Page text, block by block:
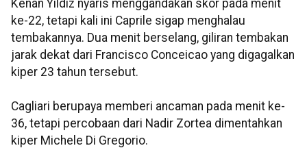
Kenan Yildiz nyaris menggandakan skor pada menit
ke-22, tetapi kali ini Caprile sigap menghalau
tembakannya. Dua menit berselang, giliran tembakan
jarak dekat dari Francisco Conceicao yang digagalkan
kiper 23 tahun tersebut.
Cagliari berupaya memberi ancaman pada menit ke-
36, tetapi percobaan dari Nadir Zortea dimentahkan
kiper Michele Di Gregorio.